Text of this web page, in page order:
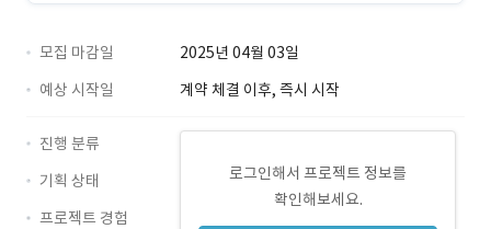
모집 마감일
2025년 04월 03일
예상 시작일
계약 체결 이후, 즉시 시작
로그인해서 프로젝트 정보를
확인해보세요.
진행 분류
기획 상태
프로젝트 경험